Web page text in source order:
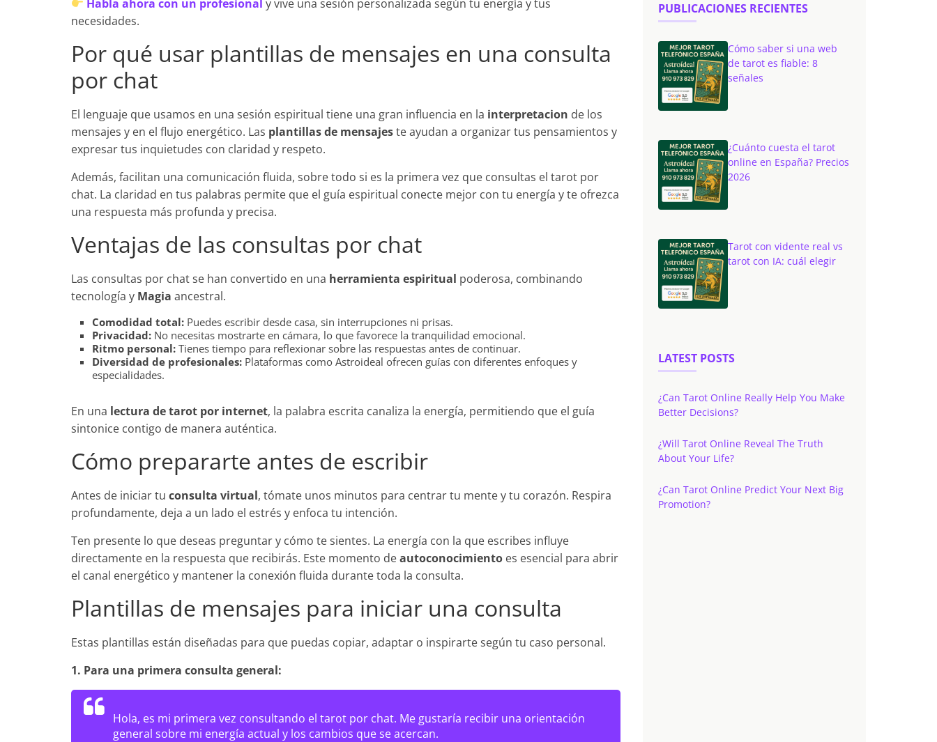
Habla ahora con un profesional y vive una sesión personalizada según tu energía y tus
necesidades.
Por qué usar plantillas de mensajes en una consulta
por chat
El lenguaje que usamos en una sesión espiritual tiene una gran influencia en la interpretacion de los
mensajes y en el flujo energético. Las plantillas de mensajeste ayudan a organizar tus pensamientos y
expresar tus inquietudes con claridad y respeto.
Además, facilitan una comunicación fluida, sobre todo si es la primera vez que consultas el tarot por
chat. La claridad en tus palabras permite que el guía espiritual conecte mejor con tu energía y te ofrezca
una respuesta más profunda y precisa.
Ventajas de las consultas por chat
Las consultas por chat se han convertido en una herramienta espiritual poderosa, combinando
tecnología y Magia ancestral.
Comodidad total: Puedes escribir desde casa, sin interrupciones ni prisas.
Privacidad: No necesitas mostrarte en cámara, lo que favorece la tranquilidad emocional.
Ritmo personal: Tienes tiempo para reflexionar sobre las respuestas antes de continuar.
Diversidad de profesionales: Plataformas como Astroideal ofrecen guías con diferentes enfoques y
especialidades.
En una lectura de tarot por internet, la palabra escrita canaliza la energía, permitiendo que el guía
sintonice contigo de manera auténtica.
Cómo prepararte antes de escribir
Antes de iniciar tu consulta virtual, tómate unos minutos para centrar tu mente y tu corazón. Respira
profundamente, deja a un lado el estrés y enfoca tu intención.
Ten presente lo que deseas preguntar y cómo te sientes. La energía con la que escribes influye
directamente en la respuesta que recibirás. Este momento deautoconocimiento es esencial para abrir
el canal energético y mantener la conexión fluida durante toda la consulta.
Plantillas de mensajes para iniciar una consulta
Estas plantillas están diseñadas para que puedas copiar, adaptar o inspirarte según tu caso personal.
1. Para una primera consulta general:
Hola, es mi primera vez consultando el tarot por chat. Me gustaría recibir una orientación
general sobre mi energía actual y los cambios que se acercan.
PUBLICACIONES RECIENTES
Cómo saber si una web
de tarot es fiable: 8
señales
¿Cuánto cuesta el tarot
online en España? Precios
2026
Tarot con vidente real vs
tarot con IA: cuál elegir
LATEST POSTS
¿Can Tarot Online Really Help You Make
Better Decisions?
¿Will Tarot Online Reveal The Truth
About Your Life?
¿Can Tarot Online Predict Your Next Big
Promotion?